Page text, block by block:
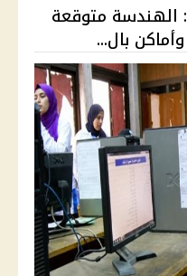
تنسيق علمي رياضة 2026: الهندسة متوقعة